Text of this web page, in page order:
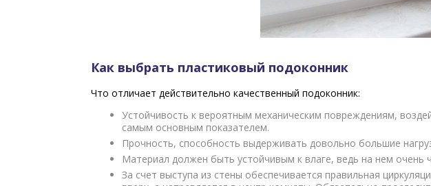
Как выбрать пластиковый подоконник
Что отличает действительно качественный подоконник:
Устойчивость к вероятным механическим повреждениям,
самым основным показателем.
Прочность, способность выдерживать довольно большие
Материал должен быть устойчивым к влаге, ведь на нем очень
За счет выступа из стены обеспечивается правильная